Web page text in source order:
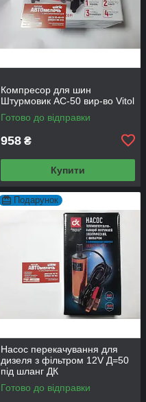
Компресор для шин
Штурмовик АС-50 вир-во Vitol
Готово до відправки
958 ₴
Купити
Подарунок
Насос перекачування для
дизеля з фільтром 12V Д=50
під шланг ДК
Готово до відправки